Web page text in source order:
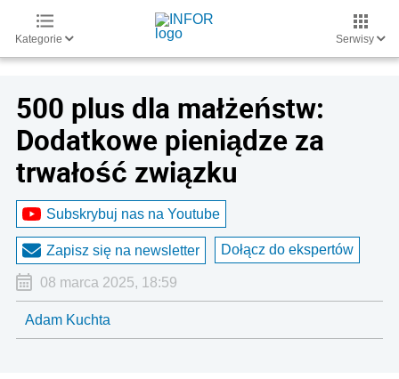
Kategorie Serwisy
500 plus dla małżeństw:
Dodatkowe pieniądze za
trwałość związku
Subskrybuj nas na Youtube
Zapisz się na newsletter Dołącz do ekspertów
08 marca 2025, 18:59
Adam Kuchta